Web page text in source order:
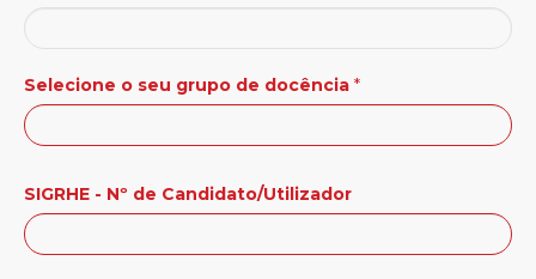
Selecione o seu grupo de docência *
SIGRHE - Nº de Candidato/Utilizador